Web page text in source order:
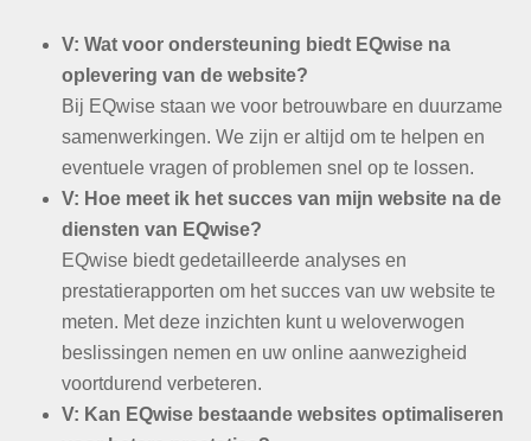
V: Wat voor ondersteuning biedt EQwise na
oplevering van de website?
Bij EQwise staan we voor betrouwbare en duurzame
samenwerkingen. We zijn er altijd om te helpen en
eventuele vragen of problemen snel op te lossen.
V: Hoe meet ik het succes van mijn website na de
diensten van EQwise?
EQwise biedt gedetailleerde analyses en
prestatierapporten om het succes van uw website te
meten. Met deze inzichten kunt u weloverwogen
beslissingen nemen en uw online aanwezigheid
voortdurend verbeteren.
V: Kan EQwise bestaande websites optimaliseren